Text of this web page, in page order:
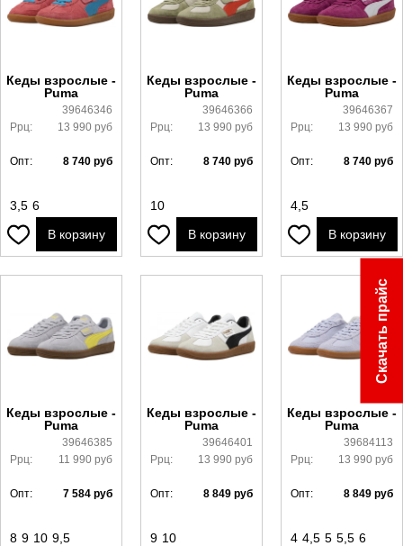
Кеды взрослые -
Puma
39646346
Ррц:
13 990 руб
Опт: 8 740 руб
3,5 6
В корзину
Кеды взрослые -
Puma
39646366
Ррц:
13 990 руб
Опт: 8 740 руб
10
В корзину
Кеды взрослые -
Puma
39646367
Ррц:
13 990 руб
Опт: 8 740 руб
4,5
В корзину
Кеды взрослые -
Puma
39646385
Ррц:
11 990 руб
Опт: 7 584 руб
8 9 10 9,5
Кеды взрослые -
Puma
39646401
Ррц:
13 990 руб
Опт: 8 849 руб
9 10
Кеды взрослые -
Puma
39684113
Ррц:
13 990 руб
Опт: 8 849 руб
4 4,5 5 5,5 6
Скачать прайс